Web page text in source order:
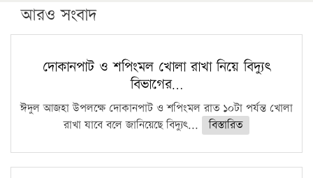
পিএইচডি করছেন কুয়েটের কৃতি…
সারা দেশে বজ্রাঘাতে ১৪ জনের প্রাণহানি
কঠোর হচ্ছে এসএসসি ও এইচএসসি পরীক্ষা
ফরিদগঞ্জে আগুনে পুড়লো ৬ ব্যবসা প্রতিষ্ঠান
আরও সংবাদ
দোকানপাট ও শপিংমল খোলা রাখা নিয়ে বিদ্যুৎ
বিভাগের…
ঈদুল আজহা উপলক্ষে দোকানপাট ও শপিংমল রাত ১০টা পর্যন্ত খোলা
রাখা যাবে বলে জানিয়েছে বিদ্যুৎ...
বিস্তারিত